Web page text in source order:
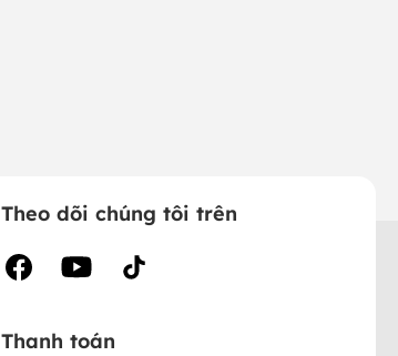
Theo dõi chúng tôi trên
Thanh toán